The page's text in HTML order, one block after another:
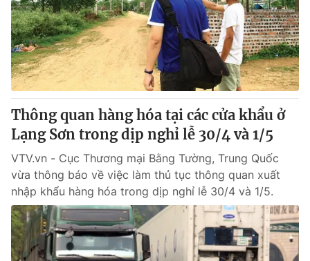
Thông quan hàng hóa tại các cửa khẩu ở
Lạng Sơn trong dịp nghỉ lễ 30/4 và 1/5
VTV.vn - Cục Thương mại Bằng Tường, Trung Quốc
vừa thông báo về việc làm thủ tục thông quan xuất
nhập khẩu hàng hóa trong dịp nghỉ lễ 30/4 và 1/5.